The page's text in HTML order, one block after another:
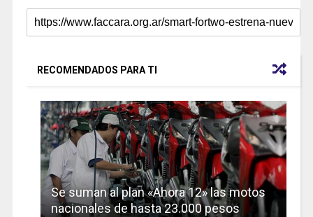
RECOMENDADOS PARA TI
Se suman al plan «Ahora 12» las motos
nacionales de hasta 23.000 pesos